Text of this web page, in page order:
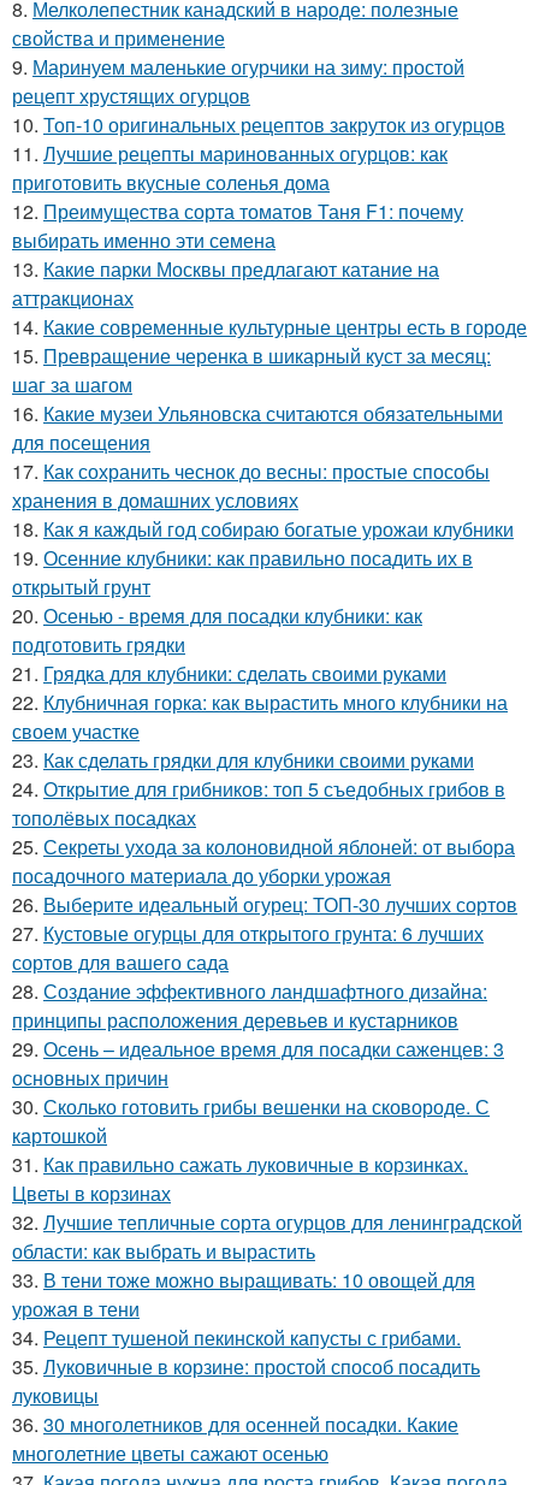
8. Мелколепестник канадский в народе: полезные
свойства и применение
9. Маринуем маленькие огурчики на зиму: простой
рецепт хрустящих огурцов
10. Топ-10 оригинальных рецептов закруток из огурцов
11. Лучшие рецепты маринованных огурцов: как
приготовить вкусные соленья дома
12. Преимущества сорта томатов Таня F1: почему
выбирать именно эти семена
13. Какие парки Москвы предлагают катание на
аттракционах
14. Какие современные культурные центры есть в городе
15. Превращение черенка в шикарный куст за месяц:
шаг за шагом
16. Какие музеи Ульяновска считаются обязательными
для посещения
17. Как сохранить чеснок до весны: простые способы
хранения в домашних условиях
18. Как я каждый год собираю богатые урожаи клубники
19. Осенние клубники: как правильно посадить их в
открытый грунт
20. Осенью - время для посадки клубники: как
подготовить грядки
21. Грядка для клубники: сделать своими руками
22. Клубничная горка: как вырастить много клубники на
своем участке
23. Как сделать грядки для клубники своими руками
24. Открытие для грибников: топ 5 съедобных грибов в
тополёвых посадках
25. Секреты ухода за колоновидной яблоней: от выбора
посадочного материала до уборки урожая
26. Выберите идеальный огурец: ТОП-30 лучших сортов
27. Кустовые огурцы для открытого грунта: 6 лучших
сортов для вашего сада
28. Создание эффективного ландшафтного дизайна:
принципы расположения деревьев и кустарников
29. Осень – идеальное время для посадки саженцев: 3
основных причин
30. Сколько готовить грибы вешенки на сковороде. С
картошкой
31. Как правильно сажать луковичные в корзинках.
Цветы в корзинах
32. Лучшие тепличные сорта огурцов для ленинградской
области: как выбрать и вырастить
33. В тени тоже можно выращивать: 10 овощей для
урожая в тени
34. Рецепт тушеной пекинской капусты с грибами.
35. Луковичные в корзине: простой способ посадить
луковицы
36. 30 многолетников для осенней посадки. Какие
многолетние цветы сажают осенью